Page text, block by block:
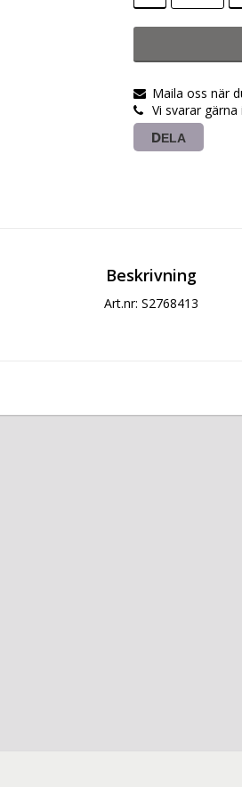
Maila oss när
Vi svarar
DELA
Beskrivning
Art.nr: S2768413